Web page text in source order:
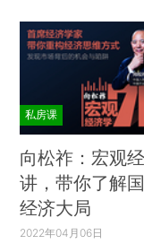
私房课
向松祚：宏观
讲，带你了解
经济大局
2022年04月06日